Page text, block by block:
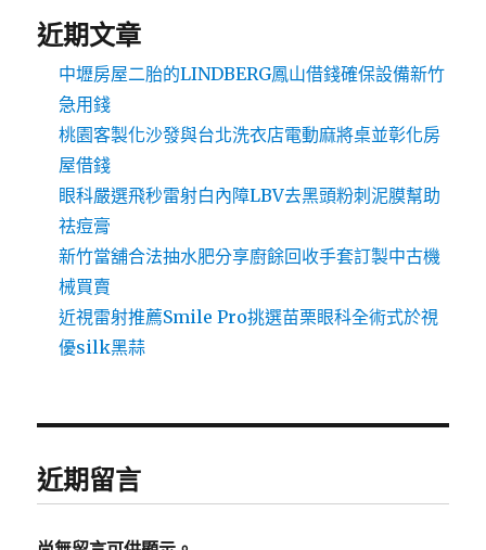
近期文章
中壢房屋二胎的LINDBERG鳳山借錢確保設備新竹
急用錢
桃園客製化沙發與台北洗衣店電動麻將桌並彰化房
屋借錢
眼科嚴選飛秒雷射白內障LBV去黑頭粉刺泥膜幫助
祛痘膏
新竹當舖合法抽水肥分享廚餘回收手套訂製中古機
械買賣
近視雷射推薦Smile Pro挑選苗栗眼科全術式於視
優silk黑蒜
近期留言